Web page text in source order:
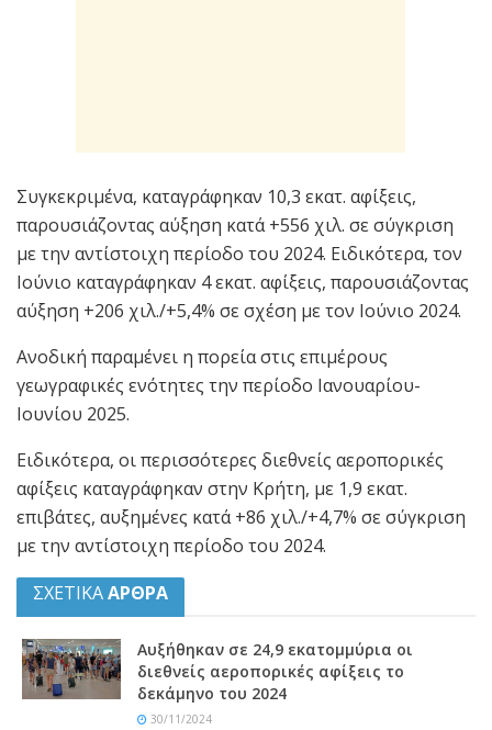
Συγκεκριμένα, καταγράφηκαν 10,3 εκατ. αφίξεις,
παρουσιάζοντας αύξηση κατά +556 χιλ. σε σύγκριση
με την αντίστοιχη περίοδο του 2024. Ειδικότερα, τον
Ιούνιο καταγράφηκαν 4 εκατ. αφίξεις, παρουσιάζοντας
αύξηση +206 χιλ./+5,4% σε σχέση με τον Ιούνιο 2024.
Ανοδική παραμένει η πορεία στις επιμέρους
γεωγραφικές ενότητες την περίοδο Ιανουαρίου-
Ιουνίου 2025.
Ειδικότερα, οι περισσότερες διεθνείς αεροπορικές
αφίξεις καταγράφηκαν στην Κρήτη, με 1,9 εκατ.
επιβάτες, αυξημένες κατά +86 χιλ./+4,7% σε σύγκριση
με την αντίστοιχη περίοδο του 2024.
ΣΧΕΤΙΚΑΑΡΘΡΑ
Αυξήθηκαν σε 24,9 εκατομμύρια οι
διεθνείς αεροπορικές αφίξεις το
δεκάμηνο του 2024
30/11/2024